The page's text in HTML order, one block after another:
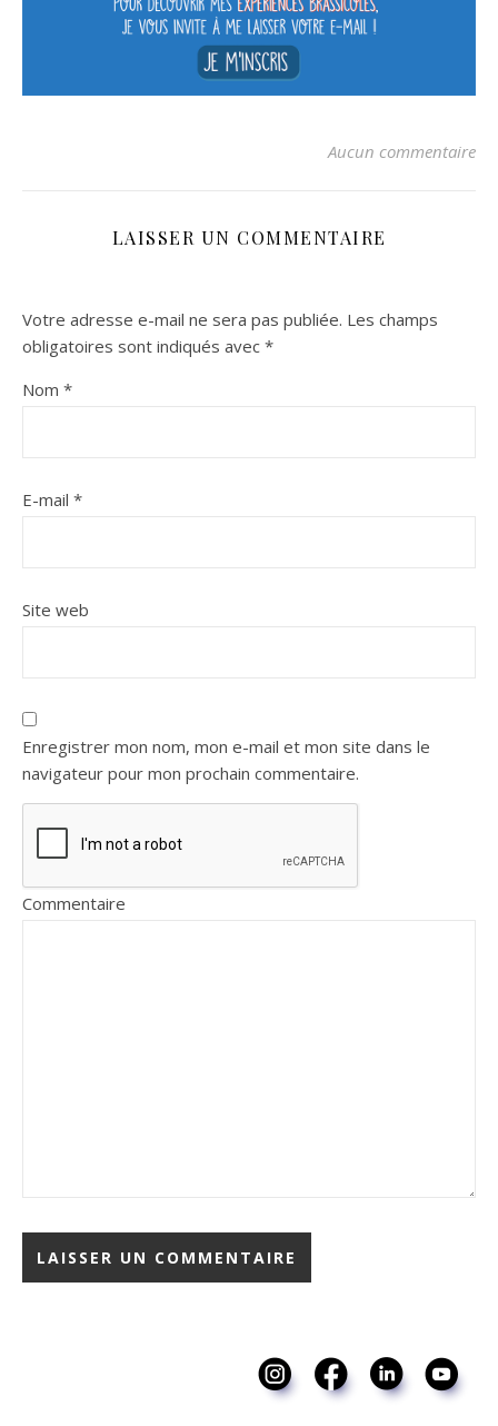
Aucun commentaire
LAISSER UN COMMENTAIRE
Votre adresse e-mail ne sera pas publiée. Les champs
obligatoires sont indiqués avec *
Nom *
E-mail *
Site web
Enregistrer mon nom, mon e-mail et mon site dans le
navigateur pour mon prochain commentaire.
Commentaire